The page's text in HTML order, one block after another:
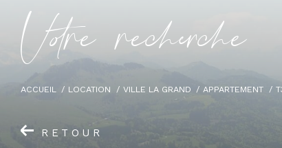
Vore recece
ACCUEIL LOCATION VILLE LA GRAND APPARTEMENT
RETOUR